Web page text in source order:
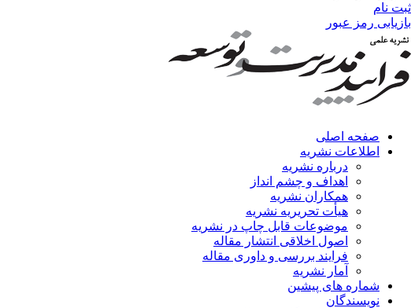
ثبت نام
بازیابی رمز عبور
صفحه اصلی
اطلاعات نشریه
درباره نشریه
اهداف و چشم انداز
همکاران نشریه
هیأت تحریریه نشریه
موضوعات قابل چاپ در نشریه
اصول اخلاقی انتشار مقاله
فرایند بررسی و داوری مقاله
آمار نشریه
شماره های پیشین
نویسندگان